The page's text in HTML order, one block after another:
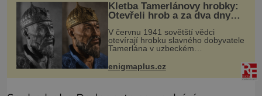
Kletba Tamerlánovy hrobky:
Otevřeli hrob a za dva dny
Náhoda, nebo varování?
V červnu 1941 sovětští vědci
otevírají hrobku slavného dobyvatele
Tamerlána v uzbeckém
nacistické Německo zahajuje operaci
Barbarossa a napadá Sovětský svaz.
Shoda dat je
enigmaplus.cz